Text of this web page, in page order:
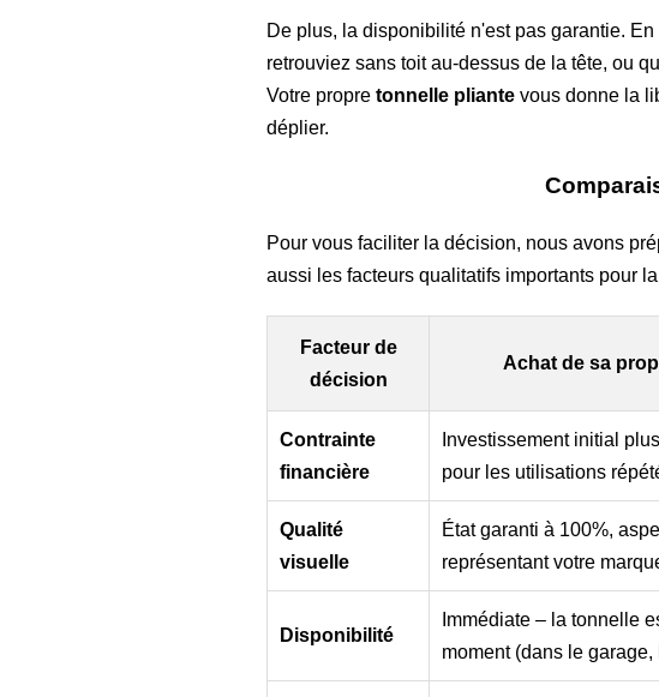
De plus, la disponibilité n'est pas garantie.
retrouviez sans toit au-dessus de la tête, ou
Votre propre tonnelle pliante vous donne la
déplier.
Pour vous faciliter la décision, nous avons
aussi les facteurs qualitatifs importants pour
Facteur de
décision
Achat de sa
Contrainte
financière
Investissement initial
pour les utilisations
Qualité
visuelle
État garanti à 100%,
représentant votre
Disponibilité
Immédiate – la tonnelle
moment (dans le garage,